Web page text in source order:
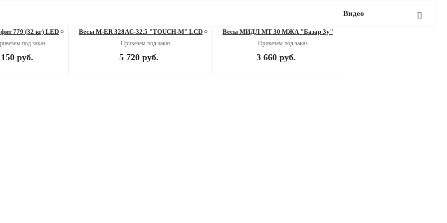
779 (32 кг) LED
под заказ
руб.
Весы M-ER 328AC-32.5 "TOUCH-M" LCD
Привезем под заказ
5 720 руб.
Весы МИДЛ МТ 30 МЖА "Базар 3у"
Привезем под заказ
3 660 руб.
Видео